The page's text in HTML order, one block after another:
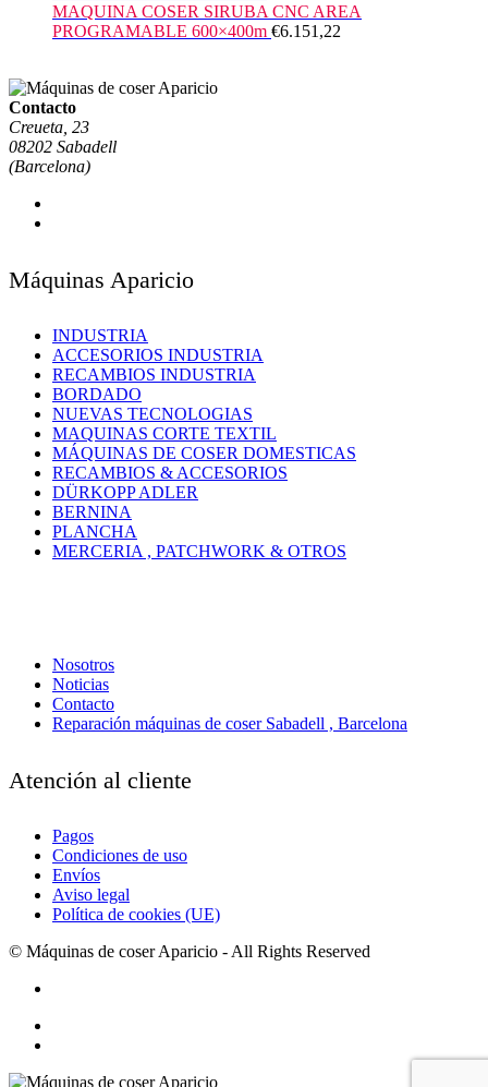
MAQUINA COSER SIRUBA CNC AREA
PROGRAMABLE 600×400m €6.151,22
Contacto
Creueta, 23
08202 Sabadell
(Barcelona)
Máquinas Aparicio
INDUSTRIA
ACCESORIOS INDUSTRIA
RECAMBIOS INDUSTRIA
BORDADO
NUEVAS TECNOLOGIAS
MAQUINAS CORTE TEXTIL
MÁQUINAS DE COSER DOMESTICAS
RECAMBIOS & ACCESORIOS
DÜRKOPP ADLER
BERNINA
PLANCHA
MERCERIA , PATCHWORK & OTROS
Nosotros
Noticias
Contacto
Reparación máquinas de coser Sabadell , Barcelona
Atención al cliente
Pagos
Condiciones de uso
Envíos
Aviso legal
Política de cookies (UE)
© Máquinas de coser Aparicio - All Rights Reserved